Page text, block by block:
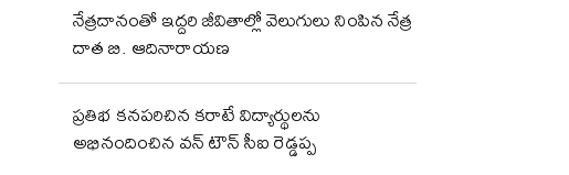
నేత్రదానంతో ఇద్దరి జీవితాల్లో వెలుగులు నింపిన నేత్ర
దాత బి. ఆదినారాయణ
ప్రతిభ కనపరిచిన కరాటే విద్యార్థులను
అభినందించిన వన్ టౌన్ సీఐ రెడ్డప్ప